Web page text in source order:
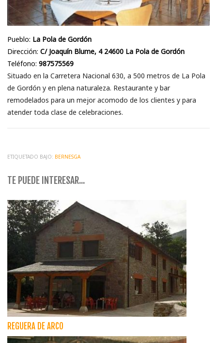
Pueblo: La Pola de Gordón
Dirección: C/ Joaquín Blume, 4 24600 La Pola de Gordón
Teléfono: 987575569
Situado en la Carretera Nacional 630, a 500 metros de La Pola
de Gordón y en plena naturaleza. Restaurante y bar
remodelados para un mejor acomodo de los clientes y para
atender toda clase de celebraciones.
ETIQUETADO BAJO: BERNESGA
TE PUEDE INTERESAR...
REGUERA DE ARCO